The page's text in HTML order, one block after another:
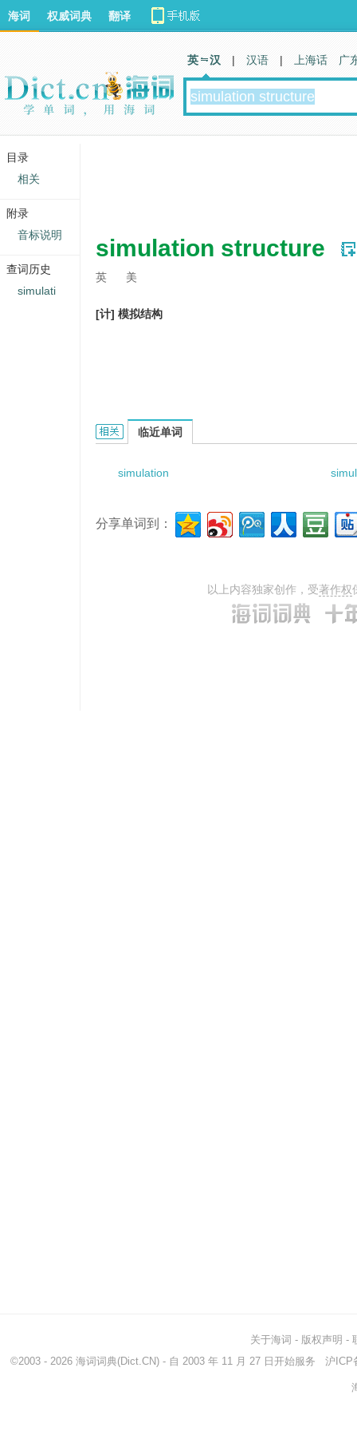
simulation structure
英 美
[计] 模拟结构
simulation structure的相关资料：
临近单词
simulation
分享单词到：
以上内容独家创作，受著作权
海词 权威词典 翻译
英 汉 | 汉语 | 上海话 广
关于海词 - 版权声明 -
©2003 - 2026 海词词典(Dict.CN) - 自 2003 年 11 月 27 日开始服务 沪ICP
目录
相关
附录
音标说明
查词历史
simulati